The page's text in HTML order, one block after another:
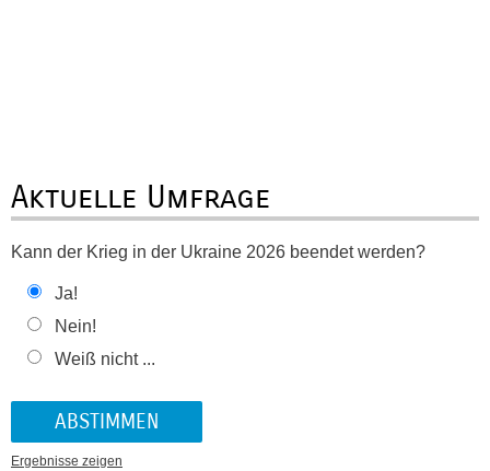
Aktuelle Umfrage
Kann der Krieg in der Ukraine 2026 beendet werden?
Ja!
Nein!
Weiß nicht ...
Ergebnisse zeigen